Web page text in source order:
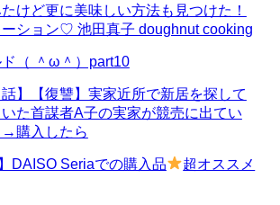
けど更に美味しい方法も見つけた！
ション♡ 池田真子 doughnut cooking
（ ＾ω＾）part10
話】【復讐】実家近所で新居を探して
た首謀者A子の実家が競売に出てい
→購入したら
DAISO Seriaでの購入品
超オススメ